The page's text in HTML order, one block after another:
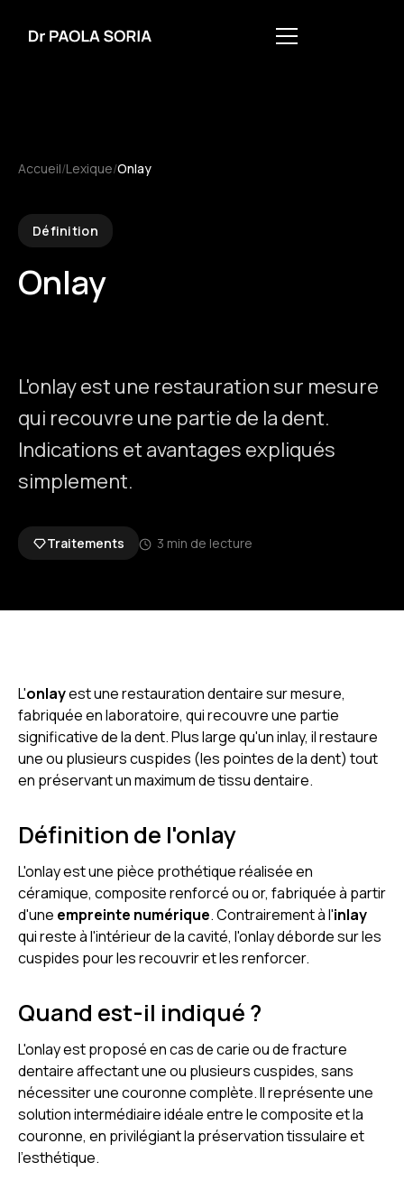
Accueil/Lexique/Onlay
Définition
Onlay
L'onlay est une restauration sur mesure
qui recouvre une partie de la dent.
Indications et avantages expliqués
simplement.
Traitements 3 min de lecture
L'onlayest une restauration dentaire sur mesure,
fabriquée en laboratoire, qui recouvre une partie
significative de la dent. Plus large qu'un inlay, il restaure
une ou plusieurs cuspides (les pointes de la dent) tout
en préservant un maximum de tissu dentaire.
Définition de l'onlay
L'onlay est une pièce prothétique réalisée en
céramique, composite renforcé ou or, fabriquée à partir
d'une empreinte numérique. Contrairement à l'inlay
qui reste à l'intérieur de la cavité, l'onlay déborde sur les
cuspides pour les recouvrir et les renforcer.
Quand est-il indiqué ?
L'onlay est proposé en cas de carie ou de fracture
dentaire affectant une ou plusieurs cuspides, sans
nécessiter une couronne complète. Il représente une
solution intermédiaire idéale entre le composite et la
couronne, en privilégiant la préservation tissulaire et
l'esthétique.